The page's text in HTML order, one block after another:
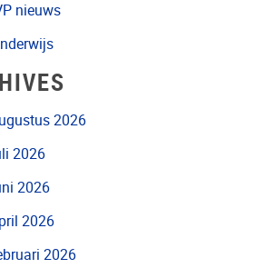
nieuws
2026
2026
2026
2026
2026